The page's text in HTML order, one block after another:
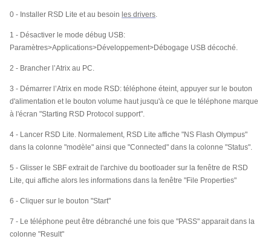
0 - Installer RSD Lite et au besoin les drivers.
1 - Désactiver le mode débug USB:
Paramètres>Applications>Développement>Débogage USB décoché.
2 - Brancher l’Atrix au PC.
3 - Démarrer l’Atrix en mode RSD: téléphone éteint, appuyer sur le bouton
d'alimentation et le bouton volume haut jusqu'à ce que le téléphone marque
à l'écran "Starting RSD Protocol support".
4 - Lancer RSD Lite. Normalement, RSD Lite affiche "NS Flash Olympus"
dans la colonne "modèle" ainsi que "Connected" dans la colonne "Status".
5 - Glisser le SBF extrait de l'archive du bootloader sur la fenêtre de RSD
Lite, qui affiche alors les informations dans la fenêtre "File Properties"
6 - Cliquer sur le bouton "Start"
7 - Le téléphone peut être débranché une fois que "PASS" apparait dans la
colonne "Result"